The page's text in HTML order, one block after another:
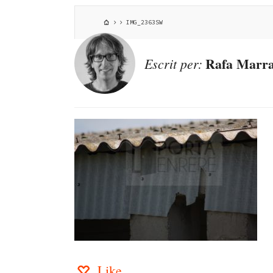
IMG_2363SW
Escrit per: Rafa